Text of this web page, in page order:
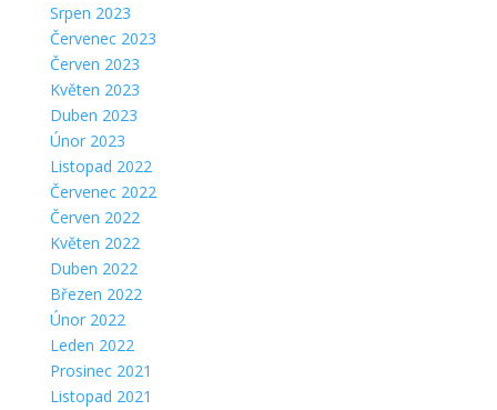
Srpen 2023
Červenec 2023
Červen 2023
Květen 2023
Duben 2023
Únor 2023
Listopad 2022
Červenec 2022
Červen 2022
Květen 2022
Duben 2022
Březen 2022
Únor 2022
Leden 2022
Prosinec 2021
Listopad 2021